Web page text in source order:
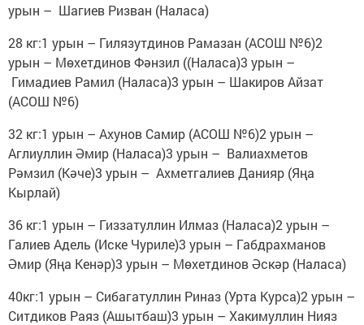
урын – Шагиев Ризван (Наласа)
28 кг:1 урын – Гилязутдинов Рамазан (АСОШ №6)2
урын – Мөхетдинов Фәнзил ((Наласа)3 урын –
Гимадиев Рамил (Наласа)3 урын – Шакиров Айзат
(АСОШ №6)
32 кг:1 урын – Ахунов Самир (АСОШ №6)2 урын –
Аглиуллин Әмир (Наласа)3 урын – Валиахметов
Рәмзил (Кәче)3 урын – Ахметгалиев Данияр (Яңа
Кырлай)
36 кг:1 урын – Гиззатуллин Илмаз (Наласа)2 урын –
Галиев Адель (Иске Чуриле)3 урын – Габдрахманов
Әмир (Яңа Кенәр)3 урын – Мөхетдинов Әскәр (Наласа)
40кг:1 урын – Сибагатуллин Риназ (Урта Курса)2 урын –
Ситдиков Раяз (Ашытбаш)3 урын – Хакимуллин Нияз